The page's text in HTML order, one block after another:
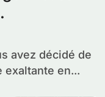
exaltante en...